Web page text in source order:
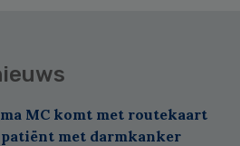
MC komt met routekaart
met darmkanker